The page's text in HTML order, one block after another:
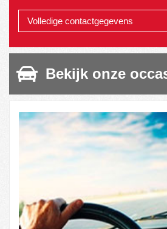
Volledige contactgegevens
Bekijk onze